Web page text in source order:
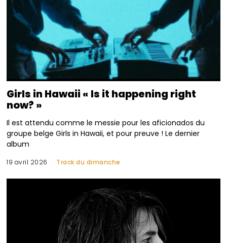
Girls in Hawaii « Is it happening right
now? »
Il est attendu comme le messie pour les aficionados du
groupe belge Girls in Hawaii, et pour preuve ! Le dernier
album
19 avril 2026 Track du dimanche